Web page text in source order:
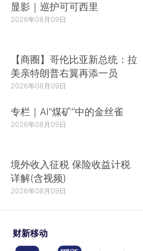
显影｜巡护可可西里
2026年08月09日
【商圈】哥伦比亚新总统：拉
美亲特朗普右翼再添一员
2026年08月09日
专栏｜AI“煤矿”中的金丝雀
2026年08月09日
境外收入征税 保险收益计税
详解(含视频)
2026年08月09日
财新移动